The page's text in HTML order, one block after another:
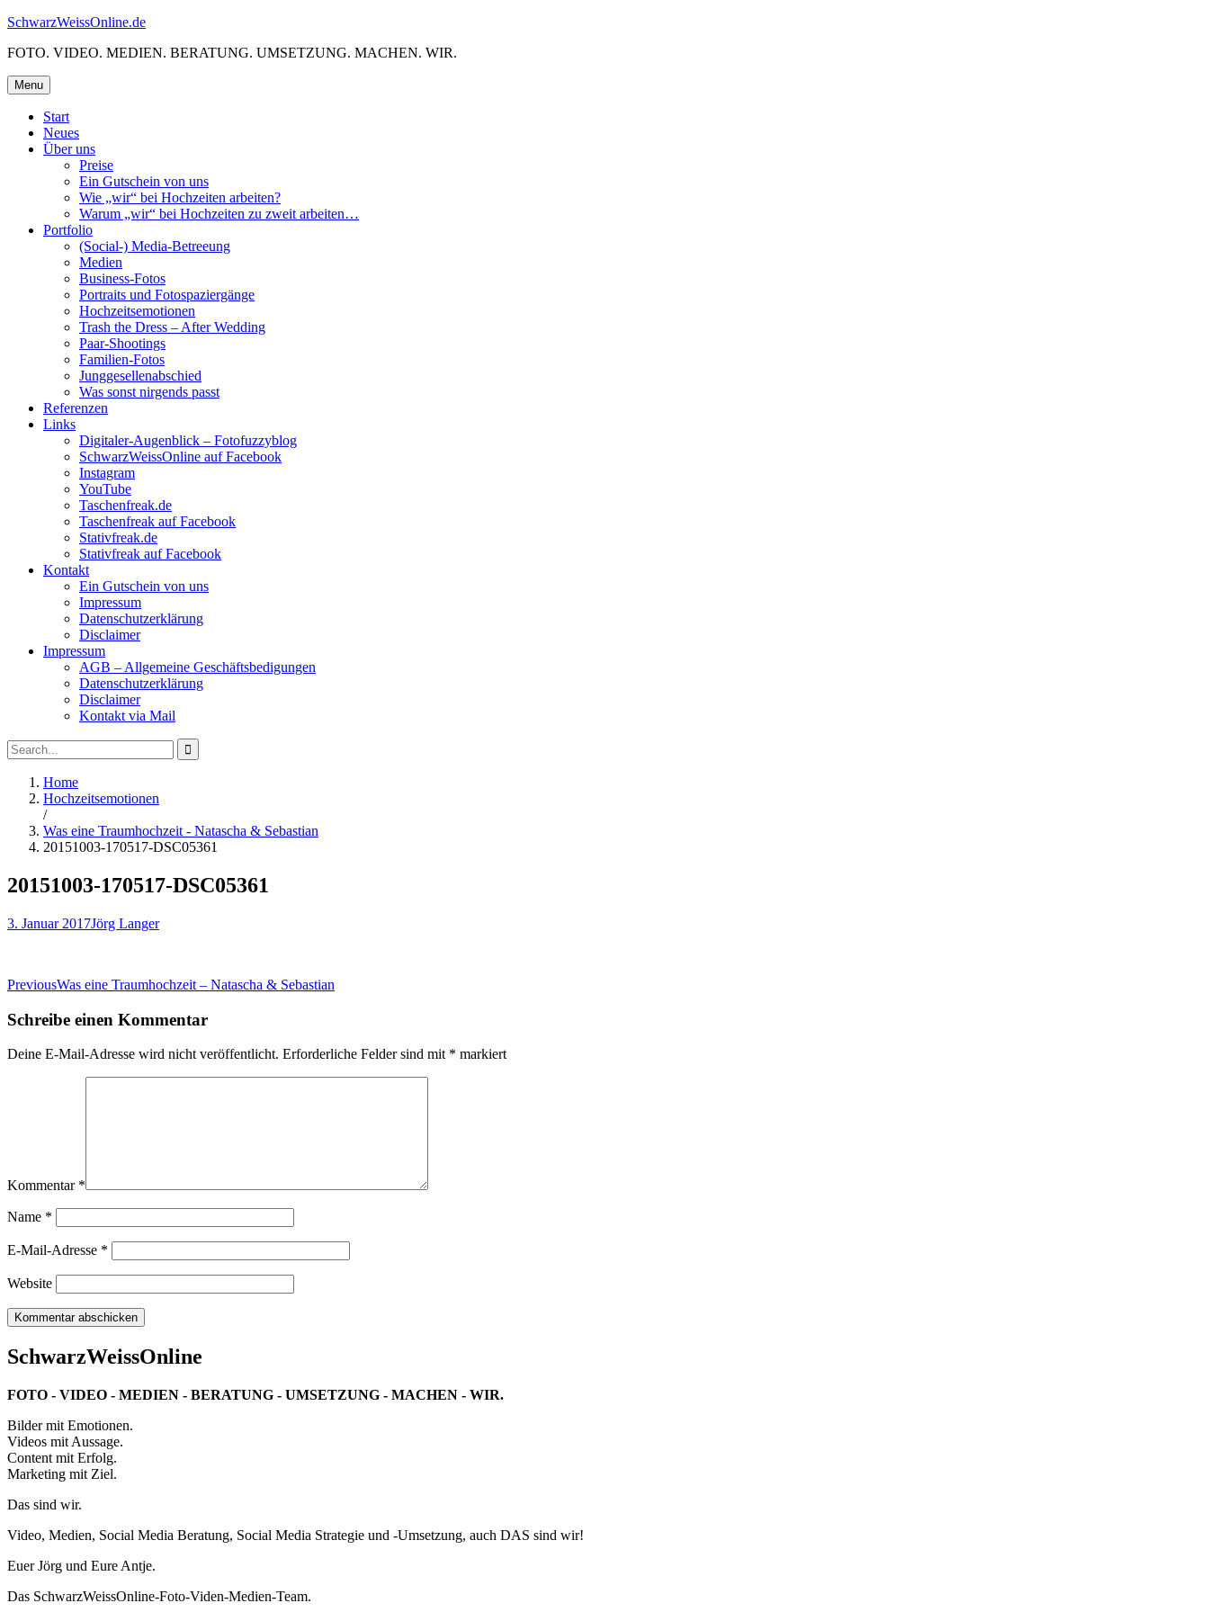
Skip
content
SchwarzWeissOnline.de
FOTO. VIDEO. MEDIEN. BERATUNG. UMSETZUNG. MACHEN. WIR.
Menu
Start
Neues
Über uns
Preise
Ein Gutschein von uns
Wie „wir“ bei Hochzeiten arbeiten?
Warum „wir“ bei Hochzeiten zu zweit arbeiten…
Portfolio
(Social-) Media-Betreeung
Medien
Business-Fotos
Portraits und Fotospaziergänge
Hochzeitsemotionen
Trash the Dress – After Wedding
Paar-Shootings
Familien-Fotos
Junggesellenabschied
Was sonst nirgends passt
Referenzen
Links
Digitaler-Augenblick – Fotofuzzyblog
SchwarzWeissOnline auf Facebook
Instagram
YouTube
Taschenfreak.de
Taschenfreak auf Facebook
Stativfreak.de
Stativfreak auf Facebook
Kontakt
Ein Gutschein von uns
Impressum
Datenschutzerklärung
Disclaimer
Impressum
AGB – Allgemeine Geschäftsbedigungen
Datenschutzerklärung
Disclaimer
Kontakt via Mail
Search
Search
for:
Home
Hochzeitsemotionen
/
Was eine Traumhochzeit - Natascha & Sebastian
20151003-170517-DSC05361
20151003-170517-DSC05361
3. Januar 2017Jörg Langer
Beitragsnavigation
PreviousWas eine Traumhochzeit – Natascha & Sebastian
Schreibe einen Kommentar
Deine E-Mail-Adresse wird nicht veröffentlicht. Erforderliche Felder sind mit * markiert
Kommentar *
Name *
E-Mail-Adresse *
Website
SchwarzWeissOnline
FOTO - VIDEO - MEDIEN - BERATUNG - UMSETZUNG - MACHEN - WIR.
Bilder mit Emotionen.
Videos mit Aussage.
Content mit Erfolg.
Marketing mit Ziel.
Das sind wir.
Video, Medien, Social Media Beratung, Social Media Strategie und -Umsetzung, auch DAS sind wir!
Euer Jörg und Eure Antje.
Das SchwarzWeissOnline-Foto-Viden-Medien-Team.